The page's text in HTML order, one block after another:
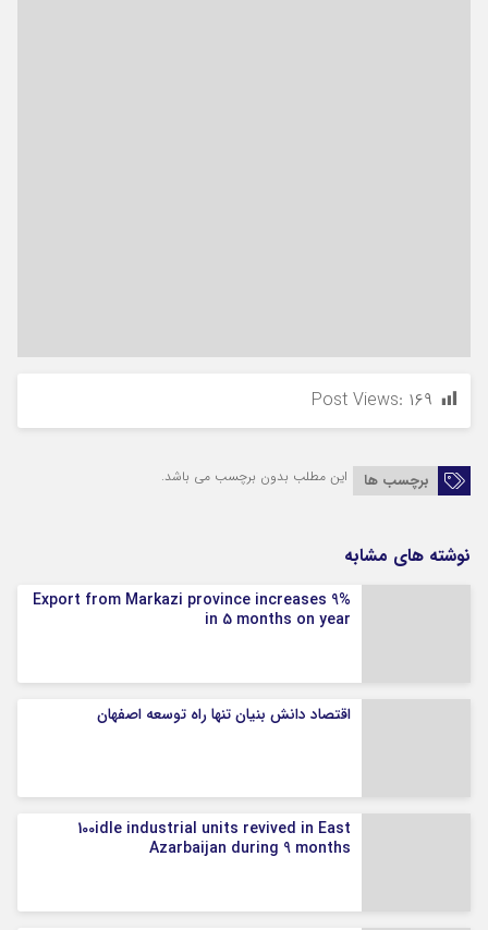
Post Views: ۱۶۹
برچسب ها این مطلب بدون برچسب می باشد.
نوشته های مشابه
Export from Markazi province increases 9%
in 5 months on year
اقتصاد دانش بنیان تنها راه توسعه اصفهان
100idle industrial units revived in East
Azarbaijan during 9 months